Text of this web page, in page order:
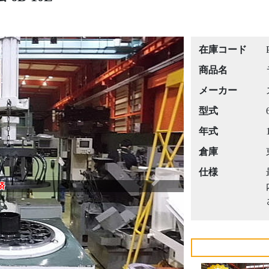
Next
在庫コード
商品名
メーカー
型式
年式
倉庫
仕様